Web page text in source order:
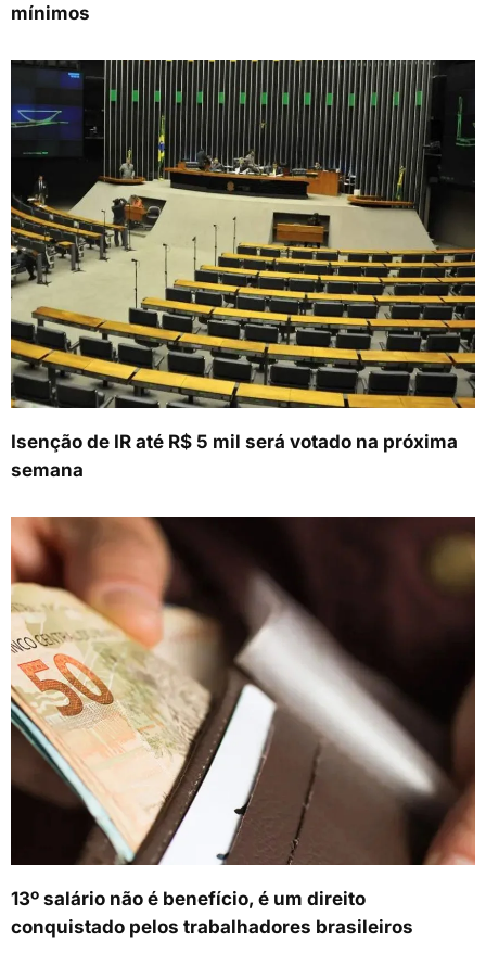
mínimos
Isenção de IR até R$ 5 mil será votado na próxima
semana
13º salário não é benefício, é um direito
conquistado pelos trabalhadores brasileiros